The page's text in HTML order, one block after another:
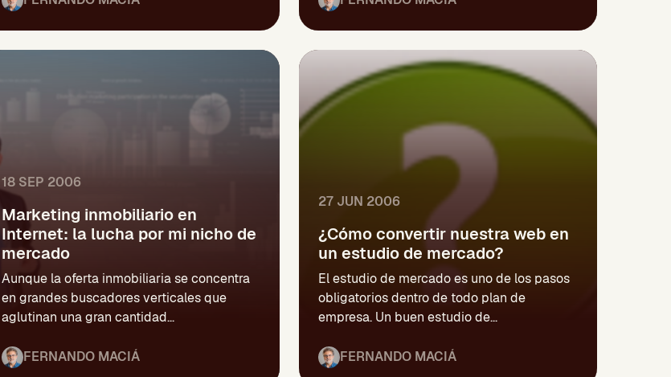
18 SEP 2006
Marketing inmobiliario en
Internet: la lucha por mi nicho de
mercado
Aunque la oferta inmobiliaria se concentra
en grandes buscadores verticales que
aglutinan una gran cantidad...
FERNANDO MACIÁ
27 JUN 2006
¿Cómo convertir nuestra web en
un estudio de mercado?
El estudio de mercado es uno de los pasos
obligatorios dentro de todo plan de
empresa. Un buen estudio de...
FERNANDO MACIÁ